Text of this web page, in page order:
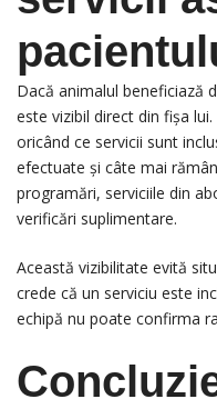
Dacă animalul beneficiază
este vizibil direct din fișa
oricând ce servicii sunt
efectuate și câte mai
programări, serviciile din
verificări suplimentare.
Această vizibilitate evită
crede că un serviciu este
echipă nu poate confirma